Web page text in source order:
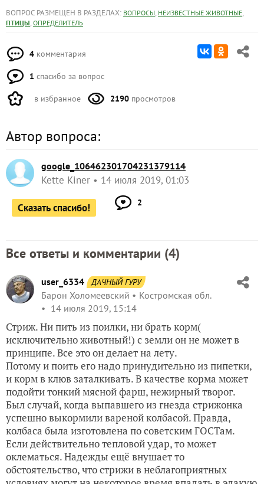
ВОПРОС РАЗМЕЩЕН В РАЗДЕЛАХ: ВОПРОСЫ, НЕИЗВЕСТНЫЕ ЖИВОТНЫЕ,
ПТИЦЫ, ОПРЕДЕЛИТЕЛЬ
4 комментария
1 спасибо за вопрос
в избранное 2190 просмотров
Автор вопроса:
google_106462301704231379114
Kette Kiner 14 июля 2019, 01:03
Сказать спасибо! 2
Все ответы и комментарии (4)
user_6334 ДАЧНЫЙ ГУРУ
Барон Холомеевский
Костромская обл.
14 июля 2019, 15:14
Стриж. Ни пить из поилки, ни брать корм(
исключительно животный!) с земли он не может в
принципе. Все это он делает на лету.
Потому и поить его надо принудительно из пипетки,
и корм в клюв заталкивать. В качестве корма может
подойти тонкий мясной фарш, нежирный творог.
Был случай, когда выпавшего из гнезда стрижонка
успешно выкормили вареной колбасой. Правда,
колбаса была изготовлена по советским ГОСТам.
Если действительно тепловой удар, то может
оклематься. Надежды ещё внушает то
обстоятельство, что стрижи в неблагоприятных